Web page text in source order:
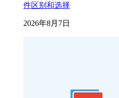
件区别和选择
2026年8月7日